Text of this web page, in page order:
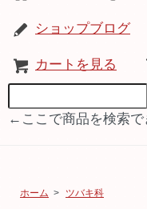
ショップブログ
カートを見る
←ここで商品を検索で
ホーム > ツバキ科